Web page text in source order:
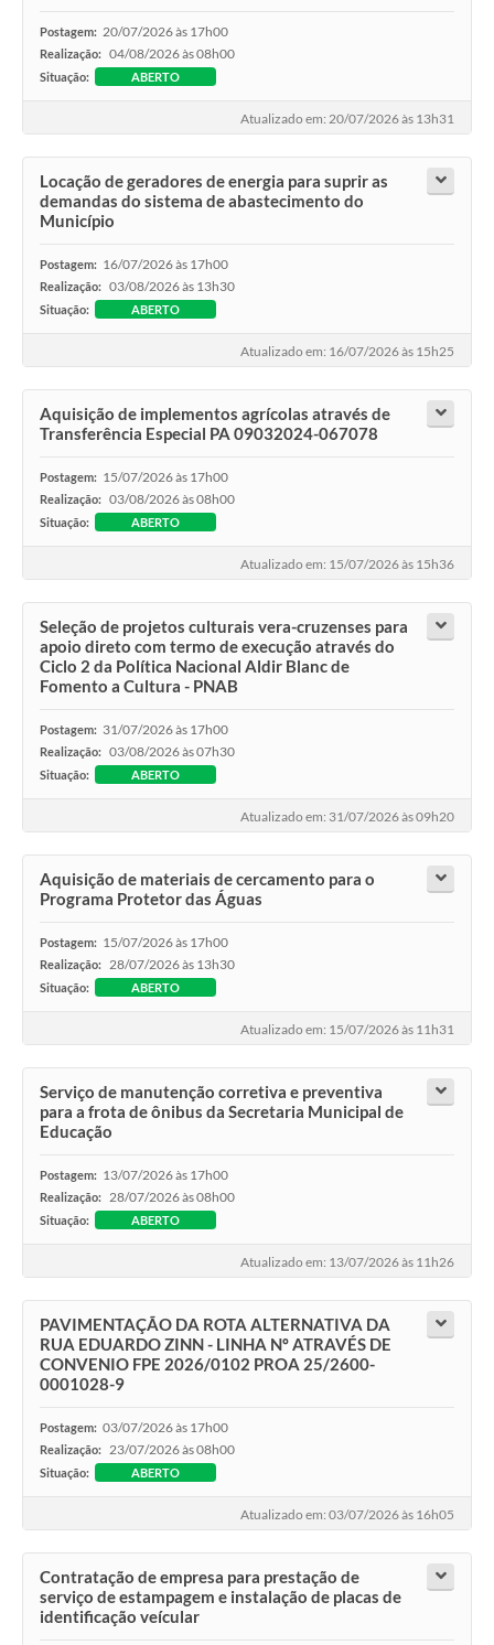
Postagem: 20/07/2026 às 17h00
Realização: 04/08/2026 às 08h00
Situação: ABERTO
Atualizado em: 20/07/2026 às 13h31
Locação de geradores de energia para suprir as
demandas do sistema de abastecimento do
Município
Postagem: 16/07/2026 às 17h00
Realização: 03/08/2026 às 13h30
Situação: ABERTO
Atualizado em: 16/07/2026 às 15h25
Aquisição de implementos agrícolas através de
Transferência Especial PA 09032024-067078
Postagem: 15/07/2026 às 17h00
Realização: 03/08/2026 às 08h00
Situação: ABERTO
Atualizado em: 15/07/2026 às 15h36
Seleção de projetos culturais vera-cruzenses para
apoio direto com termo de execução através do
Ciclo 2 da Política Nacional Aldir Blanc de
Fomento a Cultura - PNAB
Postagem: 31/07/2026 às 17h00
Realização: 03/08/2026 às 07h30
Situação: ABERTO
Atualizado em: 31/07/2026 às 09h20
Aquisição de materiais de cercamento para o
Programa Protetor das Águas
Postagem: 15/07/2026 às 17h00
Realização: 28/07/2026 às 13h30
Situação: ABERTO
Atualizado em: 15/07/2026 às 11h31
Serviço de manutenção corretiva e preventiva
para a frota de ônibus da Secretaria Municipal de
Educação
Postagem: 13/07/2026 às 17h00
Realização: 28/07/2026 às 08h00
Situação: ABERTO
Atualizado em: 13/07/2026 às 11h26
PAVIMENTAÇÃO DA ROTA ALTERNATIVA DA
RUA EDUARDO ZINN - LINHA Nº ATRAVÉS DE
CONVENIO FPE 2026/0102 PROA 25/2600-
0001028-9
Postagem: 03/07/2026 às 17h00
Realização: 23/07/2026 às 08h00
Situação: ABERTO
Atualizado em: 03/07/2026 às 16h05
Contratação de empresa para prestação de
serviço de estampagem e instalação de placas de
identificação veícular